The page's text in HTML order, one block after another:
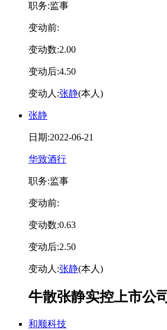
职务:监事
变动前:
变动数:2.00
变动后:4.50
变动人:张静(本人)
张静
日期:2022-06-21
华致酒行
职务:监事
变动前:
变动数:0.63
变动后:2.50
变动人:张静(本人)
牛散张静实控上市公司
和顺科技